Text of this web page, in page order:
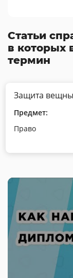
Статьи
в которых
термин
Защита
Предмет:
Право